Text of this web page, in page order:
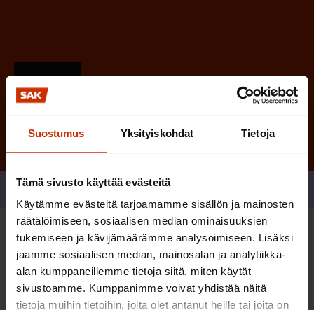
Suostumus Yksityiskohdat Tietoja
Tämä sivusto käyttää evästeitä
Käytämme evästeitä tarjoamamme sisällön ja mainosten
räätälöimiseen, sosiaalisen median ominaisuuksien
tukemiseen ja kävijämäärämme analysoimiseen. Lisäksi
jaamme sosiaalisen median, mainosalan ja analytiikka-
alan kumppaneillemme tietoja siitä, miten käytät
sivustoamme. Kumppanimme voivat yhdistää näitä
tietoja muihin tietoihin, joita olet antanut heille tai joita on
Jaa
Sinua saattaa myös kiinnostaa
TERVE JA HYVÄ TYÖELÄMÄ